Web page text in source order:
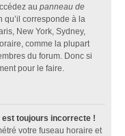
au panneau de
corresponde à la
New York, Sydney,
comme la plupart
du forum. Donc si
pour le faire.
est toujours incorrecte !
votre fuseau horaire et